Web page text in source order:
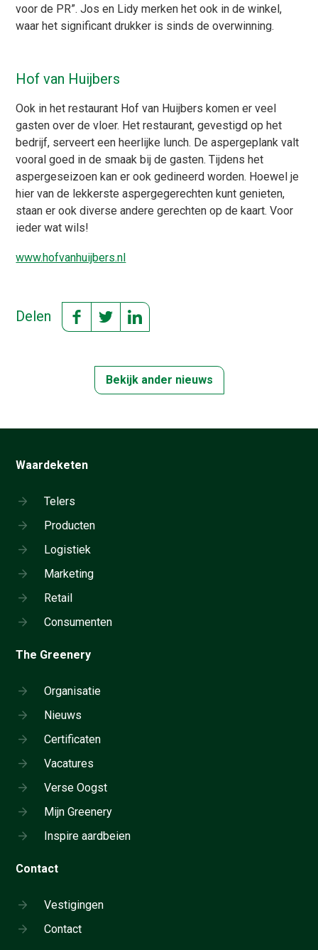
voor de PR”. Jos en Lidy merken het ook in de winkel,
waar het significant drukker is sinds de overwinning.
Hof van Huijbers
Ook in het restaurant Hof van Huijbers komen er veel
gasten over de vloer. Het restaurant, gevestigd op het
bedrijf, serveert een heerlijke lunch. De aspergeplank valt
vooral goed in de smaak bij de gasten. Tijdens het
aspergeseizoen kan er ook gedineerd worden. Hoewel je
hier van de lekkerste aspergegerechten kunt genieten,
staan er ook diverse andere gerechten op de kaart. Voor
ieder wat wils!
www.hofvanhuijbers.nl
Delen
Bekijk ander nieuws
Waardeketen
Telers
Producten
Logistiek
Marketing
Retail
Consumenten
The Greenery
Organisatie
Nieuws
Certificaten
Vacatures
Verse Oogst
Mijn Greenery
Inspire aardbeien
Contact
Vestigingen
Contact